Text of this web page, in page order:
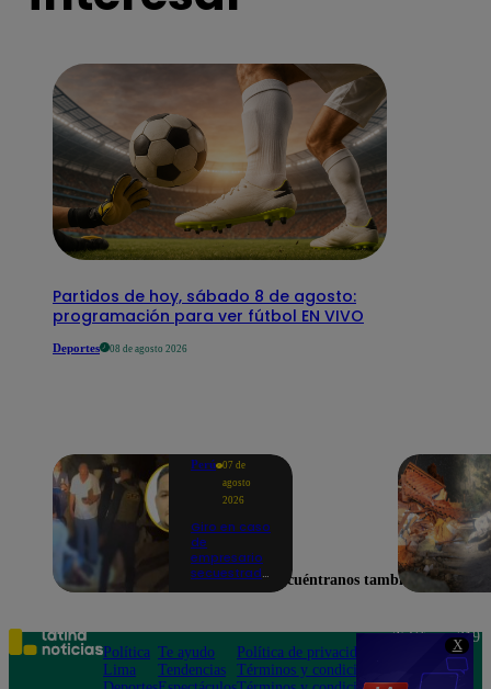
X
Partidos de hoy, sábado 8 de agosto:
programación para ver fútbol EN VIVO
Deportes 08 de agosto 2026
Perú 07 de
agosto
2026
Giro en caso
de
empresario
secuestrado
cuentas
Encuéntranos también en
Política
Lima
Te ayudo
Tendencias
Política de privacidad
Términos y condiciones
Teléfono: 219
Av. San